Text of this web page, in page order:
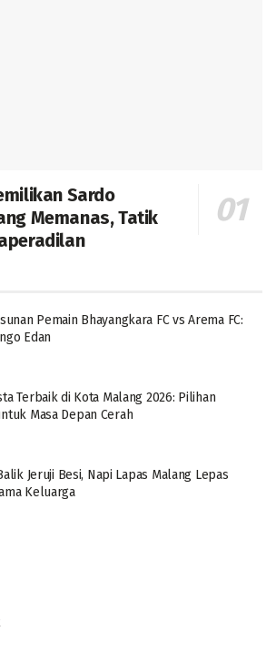
Sardo
Memanas, Tatik
Pemain Bhayangkara FC vs Arema FC:
Edan
Terbaik di Kota Malang 2026: Pilihan
Masa Depan Cerah
Jeruji Besi, Napi Lapas Malang Lepas
Keluarga